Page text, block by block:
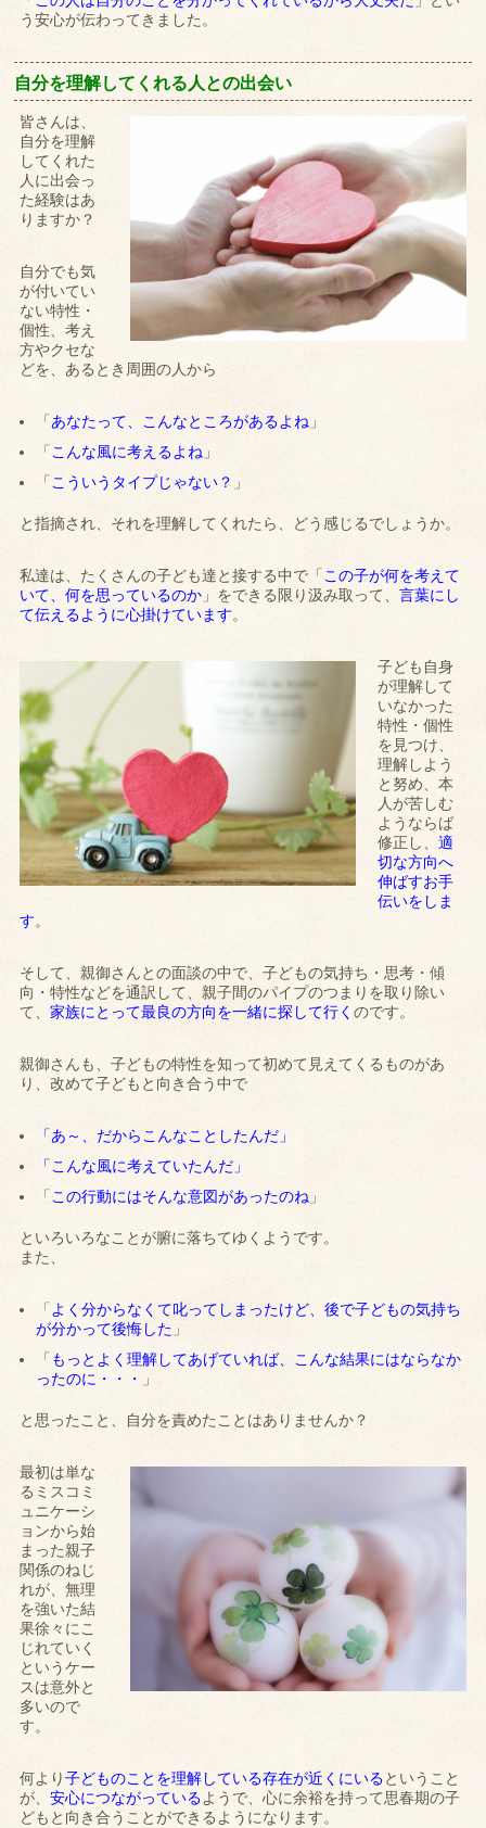
う安心が伝わってきました。
自分を理解してくれる人との出会い
皆さんは、
自分を理解
してくれた
人に出会っ
た経験はあ
りますか？
自分でも気
が付いてい
ない特性・
個性、考え
方やクセな
どを、あるとき周囲の人から
「あなたって、こんなところがあるよね 」
「 こんな風に考えるよね 」
「こういうタイプじゃない？ 」
と指摘され、それを理解してくれたら、どう感じるでしょうか。
私達は、たくさんの子ども達と接する中で「 この子が何を考えて
いて、何を思っているのか 」をできる限り汲み取って、言葉にし
て伝えるように心掛けています。
子ども自身
が理解して
いなかった
特性・個性
を見つけ、
理解しよう
と努め、本
人が苦しむ
ようならば
修正し、適
切な方向へ
伸ばすお手
伝いをしま
す。
そして、親御さんとの面談の中で、子どもの気持ち・思考・傾
向・特性などを通訳して、親子間のパイプのつまりを取り除い
て、家族にとって最良の方向を一緒に探して行くのです。
親御さんも、子どもの特性を知って初めて見えてくるものがあ
り、改めて子どもと向き合う中で
「あ～、だからこんなことしたんだ」
「こんな風に考えていたんだ」
「この行動にはそんな意図があったのね 」
といろいろなことが腑に落ちてゆくようです。
また、
「よく分からなくて叱ってしまったけど、後で子どもの気持ち
が分かって後悔した 」
「 もっとよく理解してあげていれば、こんな結果にはならなか
ったのに・・・
」
と思ったこと、自分を責めたことはありませんか？
最初は単な
るミスコミ
ュニケーシ
ョンから始
まった親子
関係のねじ
れが、無理
を強いた結
果徐々にこ
じれていく
というケー
スは意外と
多いので
す。
何より子どものことを理解している存在が近くにいるということ
が、安心につながっているようで、心に余裕を持って思春期の子
どもと向き合うことができるようになります。